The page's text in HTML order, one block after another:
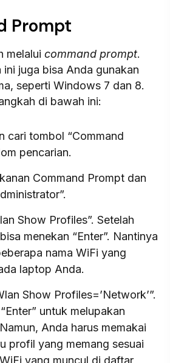
Prompt
melalui command prompt.
ini juga bisa Anda gunakan
seperti Windows 7 dan 8.
di bawah ini:
cari tombol “Command
pencarian.
Command Prompt dan
Show Profiles”. Setelah
menekan “Enter”. Nantinya
nama WiFi yang
laptop Anda.
Show Profiles=’Network’”.
untuk melupakan
Anda harus memakai
profil yang memang sesuai
yang muncul di daftar